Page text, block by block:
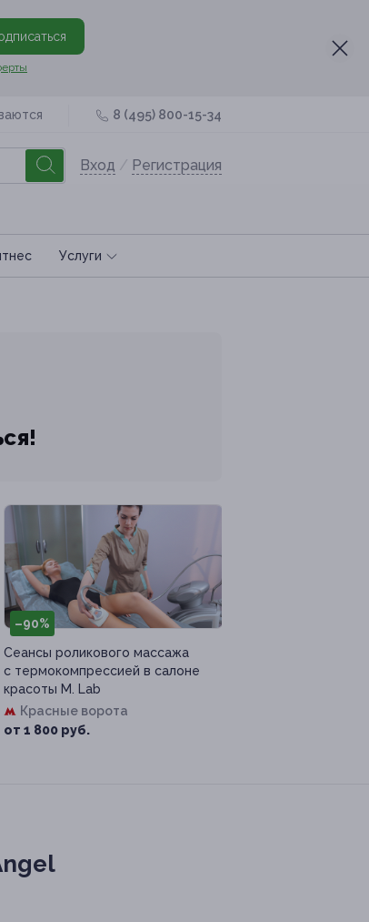
8 (495) 800-15-34
Вход / Регистрация
Услуги
–90%
Сеансы роликового массажа
с термокомпрессией в салоне
красоты M. Lab
Красные ворота
от 1 800 руб.